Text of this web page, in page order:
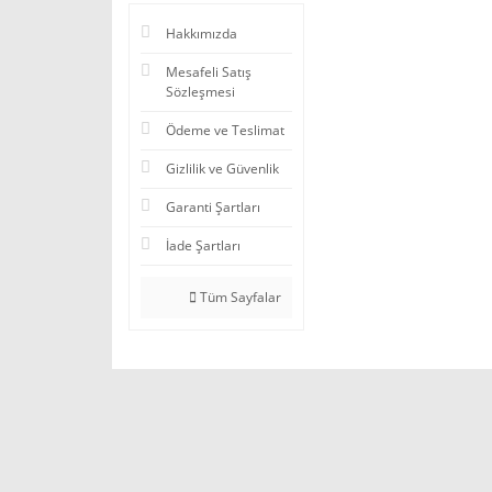
Hakkımızda
Mesafeli Satış
Sözleşmesi
Ödeme ve Teslimat
Gizlilik ve Güvenlik
Garanti Şartları
İade Şartları
Tüm Sayfalar